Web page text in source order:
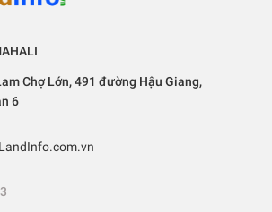
Chợ Lớn, 491 đường Hậu Giang,
6